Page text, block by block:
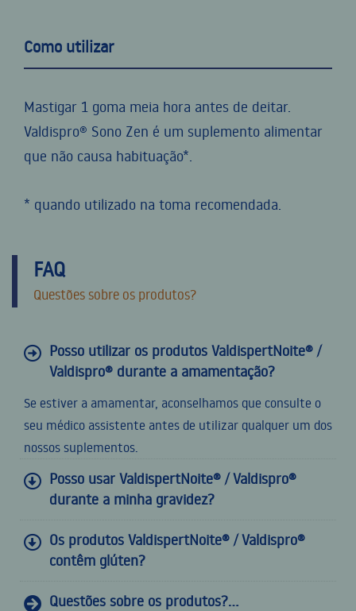
Como utilizar
Mastigar 1 goma meia hora antes de deitar.
Valdispro® Sono Zen é um suplemento alimentar
que não causa habituação*.
* quando utilizado na toma recomendada.
FAQ
Questões sobre os produtos?
Posso utilizar os produtos ValdispertNoite® /
Valdispro® durante a amamentação?
Se estiver a amamentar, aconselhamos que consulte o
seu médico assistente antes de utilizar qualquer um dos
nossos suplementos.
Posso usar ValdispertNoite® / Valdispro®
durante a minha gravidez?
Os produtos ValdispertNoite® / Valdispro®
contêm glúten?
Questões sobre os produtos?...